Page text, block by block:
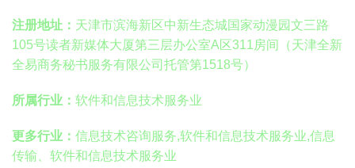
注册地址： 天津市滨海新区中新生态城国家动漫园文三路
105号读者新媒体大厦第三层办公室A区311房间（天津全新
全易商务秘书服务有限公司托管第1518号）
所属行业： 软件和信息技术服务业
更多行业： 信息技术咨询服务,软件和信息技术服务业,信息
传输、软件和信息技术服务业